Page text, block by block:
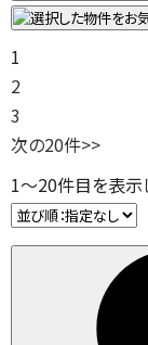
1
2
3
次の20件>>
1～20件目を表示